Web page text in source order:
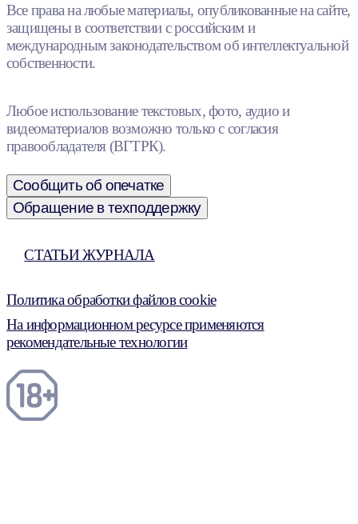
Все права на любые материалы, опубликованные на сайте,
защищены в соответствии с российским и
международным законодательством об интеллектуальной
собственности.
Любое использование текстовых, фото, аудио и
видеоматериалов возможно только с согласия
правообладателя (ВГТРК).
Сообщить об опечатке
Обращение в техподдержку
СТАТЬИ ЖУРНАЛА
Политика обработки файлов cookie
На информационном ресурсе применяются
рекомендательные технологии